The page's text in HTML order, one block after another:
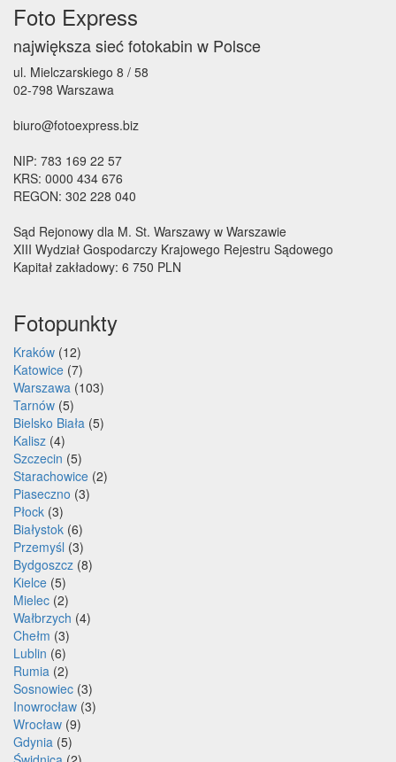
Foto Express
największa sieć fotokabin w Polsce
ul. Mielczarskiego 8 / 58
02-798 Warszawa
biuro@fotoexpress.biz
NIP: 783 169 22 57
KRS: 0000 434 676
REGON: 302 228 040
Sąd Rejonowy dla M. St. Warszawy w Warszawie
XIII Wydział Gospodarczy Krajowego Rejestru Sądowego
Kapitał zakładowy: 6 750 PLN
Fotopunkty
Kraków (12)
Katowice (7)
Warszawa (103)
Tarnów (5)
Bielsko Biała (5)
Kalisz (4)
Szczecin (5)
Starachowice (2)
Piaseczno (3)
Płock (3)
Białystok (6)
Przemyśl (3)
Bydgoszcz (8)
Kielce (5)
Mielec (2)
Wałbrzych (4)
Chełm (3)
Lublin (6)
Rumia (2)
Sosnowiec (3)
Inowrocław (3)
Wrocław (9)
Gdynia (5)